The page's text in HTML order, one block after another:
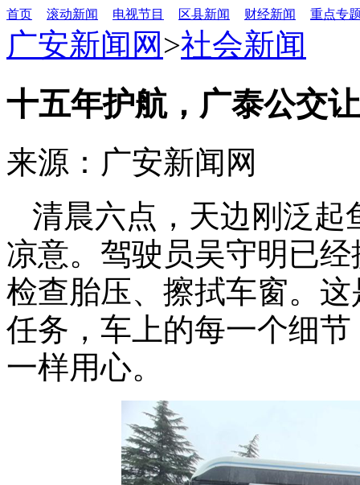
首页 滚动新闻 电视节目 区县新闻 财经新闻 重点专
广安新闻网 >社会新闻
十五年护航，广泰公交
来源：广安新闻网
清晨六点，天边刚泛起
凉意。驾驶员吴守明已
检查胎压、擦拭车窗。
任务，车上的每一个细
一样用心。